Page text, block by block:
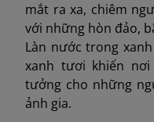
mắt ra xa, chiêm
với những hòn đảo,
Làn nước trong
xanh tươi khiến
tưởng cho những
ảnh gia.